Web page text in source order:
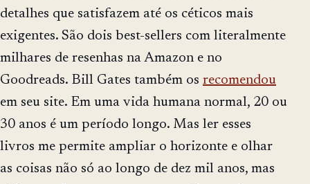
detalhes que satisfazem até os céticos mais
exigentes. São dois best-sellers com literalmente
milhares de resenhas na Amazon e no
Goodreads. Bill Gates também os recomendou
em seu site. Em uma vida humana normal, 20 ou
30 anos é um período longo. Mas ler esses
livros me permite ampliar o horizonte e olhar
as coisas não só ao longo de dez mil anos, mas